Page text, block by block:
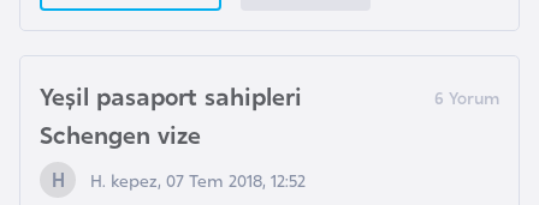
Yeşil pasaport sahipleri
Schengen vize
H. kepez, 07 Tem 2018, 12:52
e
r
u
K